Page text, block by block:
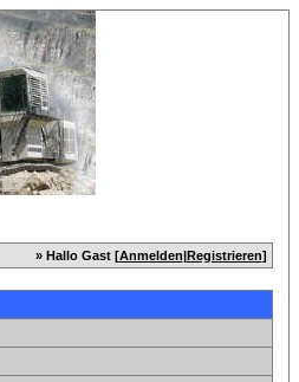
» Hallo Gast [Anmelden|Registrieren]